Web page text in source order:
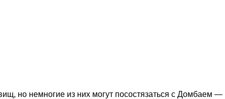
но немногие из них могут посостязаться с Домбаем